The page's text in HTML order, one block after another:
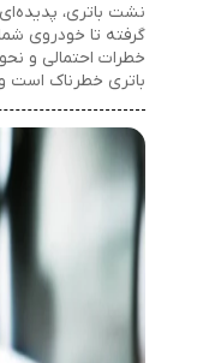
نشت باتری،
گرفته تا خودروی شما
خطرات احتمالی و
باتری خطرناک